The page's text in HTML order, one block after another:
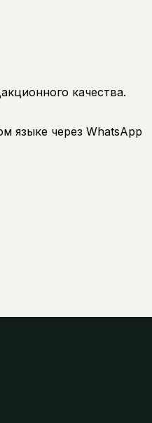
качества.
языке через WhatsApp